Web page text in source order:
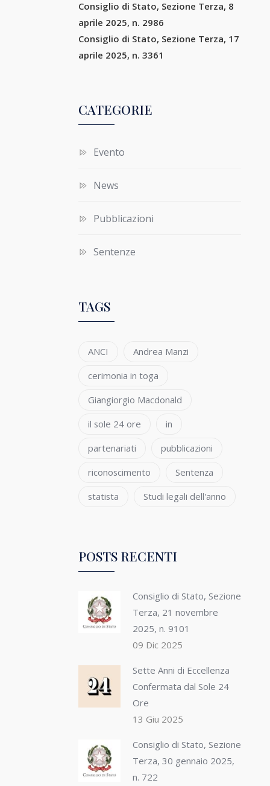
Consiglio di Stato, Sezione Terza, 8
aprile 2025, n. 2986
Consiglio di Stato, Sezione Terza, 17
aprile 2025, n. 3361
CATEGORIE
Evento
News
Pubblicazioni
Sentenze
TAGS
ANCI
Andrea Manzi
cerimonia in toga
Giangiorgio Macdonald
il sole 24 ore
in
partenariati
pubblicazioni
riconoscimento
Sentenza
statista
Studi legali dell'anno
POSTS RECENTI
Consiglio di Stato, Sezione
Terza, 21 novembre
2025, n. 9101
09 Dic 2025
Sette Anni di Eccellenza
Confermata dal Sole 24
Ore
13 Giu 2025
Consiglio di Stato, Sezione
Terza, 30 gennaio 2025,
n. 722